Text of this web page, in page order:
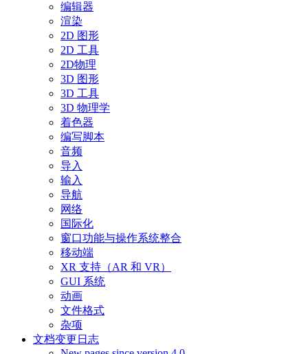
编辑器
渲染
2D 图形
2D 工具
2D物理
3D 图形
3D 工具
3D 物理学
着色器
编写脚本
音频
导入
输入
导航
网络
国际化
窗口功能与操作系统整合
移动端
XR 支持（AR 和 VR）
GUI 系统
动画
文件格式
杂项
文档变更日志